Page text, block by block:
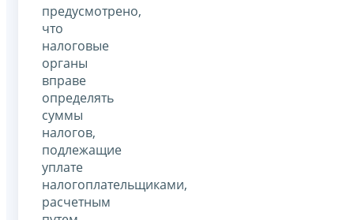
предусмотрено,
что
налоговые
органы
вправе
определять
суммы
налогов,
подлежащие
уплате
налогоплательщиками,
расчетным